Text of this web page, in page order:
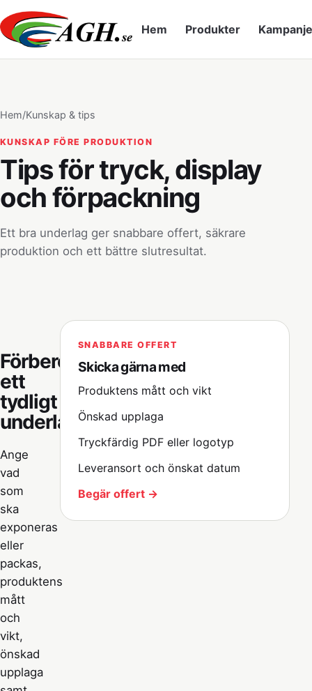
Hem Produkter
Hem/Kunskap & tips
KUNSKAP FÖRE PRODUKTION
Tips för tryck, display
och förpackning
Ett bra underlag ger snabbare offert, säkrare
produktion och ett bättre slutresultat.
Förbered
ett
tydligt
underlag
Ange
vad
som
ska
exponeras
eller
packas,
produktens
mått
och
vikt,
önskad
upplaga
SNABBARE OFFERT
Skicka gärna med
Produktens mått och vikt
Önskad upplaga
Tryckfärdig PDF eller logotyp
Leveransort och önskat datum
Begär offert →